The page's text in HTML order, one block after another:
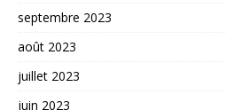
septembre 2023
août 2023
juillet 2023
juin 2023